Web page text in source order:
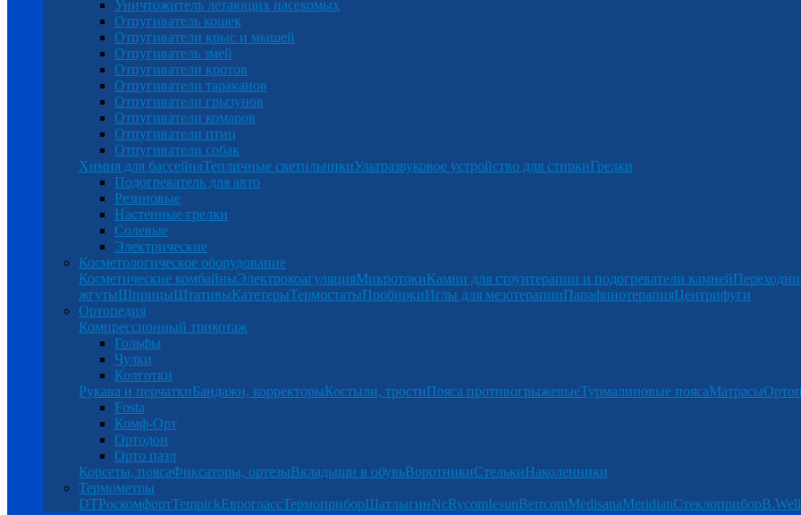
Уничтожитель летающих насекомых
Отпугиватель кошек
Отпугиватели крыс и мышей
Отпугиватель змей
Отпугиватели кротов
Отпугиватели тараканов
Отпугиватели грызунов
Отпугиватели комаров
Отпугиватели птиц
Отпугиватели собак
Химия для бассейнаТепличные светильникиУльтразвуковое устройство для стиркиГрелки
Подогреватель для авто
Резиновые
Настенные грелки
Солевые
Электрические
Косметологическое оборудование
Косметические комбайныЭлектрокоагуляцияМикротокиКамни для стоунтерапии и подогреватели камней
жгутыШприцыШтативыКатетерыТермостатыПробиркиИглы для мезотерапииПарафинотерапияЦентрифуги
Ортопедия
Компрессионный трикотаж
Гольфы
Чулки
Колготки
Рукава и перчаткиБандажи, корректорыКостыли, тростиПояса противогрыжевыеТурмалиновые поясаМатрасы
Fosta
Комф-Орт
Ортодон
Орто пазл
Корсеты, поясаФиксаторы, ортезыВкладыши в обувьВоротникиСтелькиНаколенники
Термометры
DTРоскомфортTempickЕвроглассТермоприборШатлыгинNcRycomIesunBerrcomMedisanaMeridianСтеклоприборB.Well